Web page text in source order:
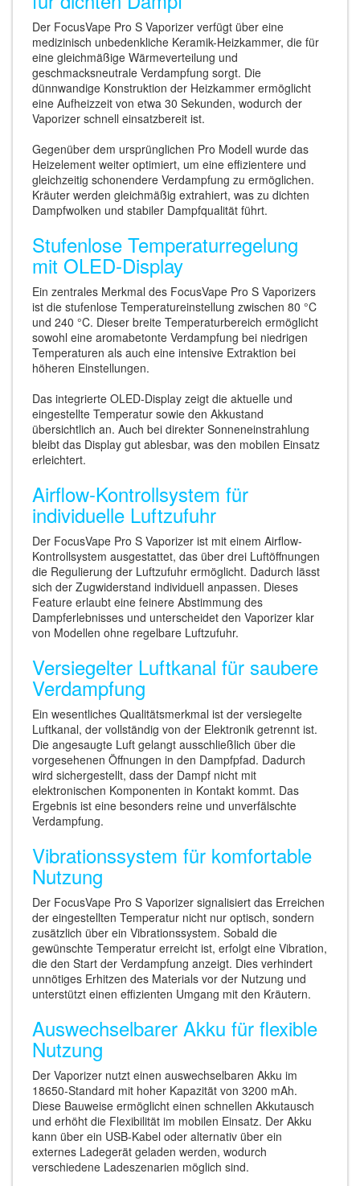
Der FocusVape Pro S Vaporizer verfügt über eine
medizinisch unbedenkliche Keramik-Heizkammer, die für
eine gleichmäßige Wärmeverteilung und
geschmacksneutrale Verdampfung sorgt. Die
dünnwandige Konstruktion der Heizkammer ermöglicht
eine Aufheizzeit von etwa 30 Sekunden, wodurch der
Vaporizer schnell einsatzbereit ist.
Gegenüber dem ursprünglichen Pro Modell wurde das
Heizelement weiter optimiert, um eine effizientere und
gleichzeitig schonendere Verdampfung zu ermöglichen.
Kräuter werden gleichmäßig extrahiert, was zu dichten
Dampfwolken und stabiler Dampfqualität führt.
Stufenlose Temperaturregelung
mit OLED-Display
Ein zentrales Merkmal des FocusVape Pro S Vaporizers
ist die stufenlose Temperatureinstellung zwischen 80 °C
und 240 °C. Dieser breite Temperaturbereich ermöglicht
sowohl eine aromabetonte Verdampfung bei niedrigen
Temperaturen als auch eine intensive Extraktion bei
höheren Einstellungen.
Das integrierte OLED-Display zeigt die aktuelle und
eingestellte Temperatur sowie den Akkustand
übersichtlich an. Auch bei direkter Sonneneinstrahlung
bleibt das Display gut ablesbar, was den mobilen Einsatz
erleichtert.
Airflow-Kontrollsystem für
individuelle Luftzufuhr
Der FocusVape Pro S Vaporizer ist mit einem Airflow-
Kontrollsystem ausgestattet, das über drei Luftöffnungen
die Regulierung der Luftzufuhr ermöglicht. Dadurch lässt
sich der Zugwiderstand individuell anpassen. Dieses
Feature erlaubt eine feinere Abstimmung des
Dampferlebnisses und unterscheidet den Vaporizer klar
von Modellen ohne regelbare Luftzufuhr.
Versiegelter Luftkanal für saubere
Verdampfung
Ein wesentliches Qualitätsmerkmal ist der versiegelte
Luftkanal, der vollständig von der Elektronik getrennt ist.
Die angesaugte Luft gelangt ausschließlich über die
vorgesehenen Öffnungen in den Dampfpfad. Dadurch
wird sichergestellt, dass der Dampf nicht mit
elektronischen Komponenten in Kontakt kommt. Das
Ergebnis ist eine besonders reine und unverfälschte
Verdampfung.
Vibrationssystem für komfortable
Nutzung
Der FocusVape Pro S Vaporizer signalisiert das Erreichen
der eingestellten Temperatur nicht nur optisch, sondern
zusätzlich über ein Vibrationssystem. Sobald die
gewünschte Temperatur erreicht ist, erfolgt eine Vibration,
die den Start der Verdampfung anzeigt. Dies verhindert
unnötiges Erhitzen des Materials vor der Nutzung und
unterstützt einen effizienten Umgang mit den Kräutern.
Auswechselbarer Akku für flexible
Nutzung
Der Vaporizer nutzt einen auswechselbaren Akku im
18650-Standard mit hoher Kapazität von 3200 mAh.
Diese Bauweise ermöglicht einen schnellen Akkutausch
und erhöht die Flexibilität im mobilen Einsatz. Der Akku
kann über ein USB-Kabel oder alternativ über ein
externes Ladegerät geladen werden, wodurch
verschiedene Ladeszenarien möglich sind.